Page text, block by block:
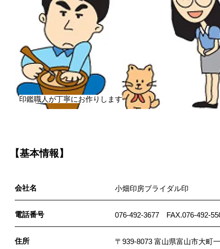
印鑑職人が丁寧にお作りします
【基本情報】
会社名 小畑印房ブライダル印
電話番号 076-492-3677 FAX.076-492-
住所 〒939-8073 富山県富山市大町